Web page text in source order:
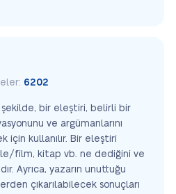
6202
bir eleştiri, belirli bir
ve argümanlarını
için kullanılır. Bir eleştiri
film, kitap vb. ne dediğini ve
Ayrıca, yazarın unuttuğu
çıkarılabilecek sonuçları